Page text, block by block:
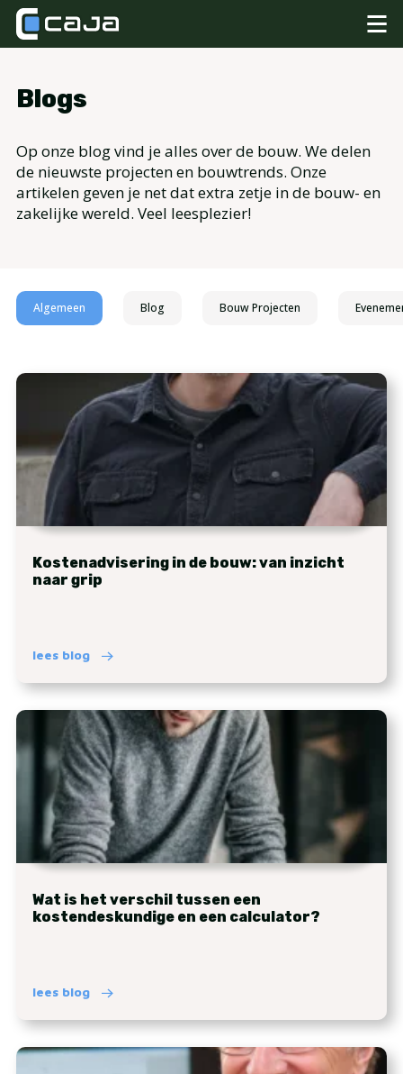
Blogs
Op onze blog vind je alles over de bouw. We delen
de nieuwste projecten en bouwtrends. Onze
artikelen geven je net dat extra zetje in de bouw- en
zakelijke wereld. Veel leesplezier!
Algemeen Blog Bouw Projecten
Kostenadvisering in de bouw: van inzicht
naar grip
lees blog
Wat is het verschil tussen een
kostendeskundige en een calculator?
lees blog